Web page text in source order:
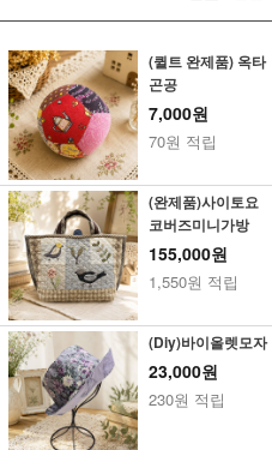
(퀼트 완제품) 옥타
곤공
7,000원
70원 적립
(완제품)사이토요
코버즈미니가방
155,000원
1,550원 적립
(Diy)바이올렛모자
23,000원
230원 적립